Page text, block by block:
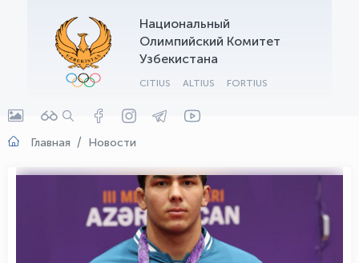
Национальный
Олимпийский Комитет
Узбекистана
CITIUS ALTIUS FORTIUS
Главная Новости
OLYMPCHIK AI - yordamchi
Онлайн · olympic.uz